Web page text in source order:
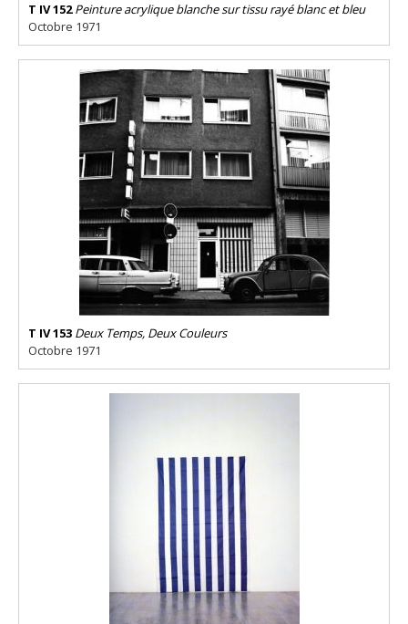
T IV 152 Peinture acrylique blanche sur tissu rayé blanc et bleu
Octobre 1971
T IV 153 Deux Temps, Deux Couleurs
Octobre 1971